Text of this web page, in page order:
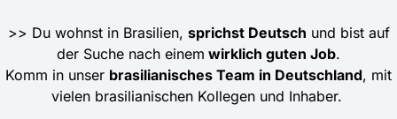
>> Du wohnst in Brasilien, sprichst Deutsch und bist auf
der Suche nach einem wirklich guten Job.
Komm in unser brasilianisches Team in Deutschland, mit
vielen brasilianischen Kollegen und Inhaber.